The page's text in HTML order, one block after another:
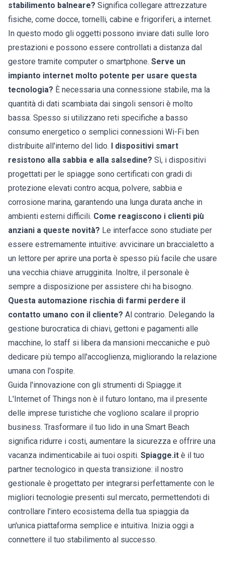
stabilimento balneare? Significa collegare attrezzature
fisiche, come docce, tornelli, cabine e frigoriferi, a internet.
In questo modo gli oggetti possono inviare dati sulle loro
prestazioni e possono essere controllati a distanza dal
gestore tramite computer o smartphone. Serve un
impianto internet molto potente per usare questa
tecnologia? È necessaria una connessione stabile, ma la
quantità di dati scambiata dai singoli sensori è molto
bassa. Spesso si utilizzano reti specifiche a basso
consumo energetico o semplici connessioni Wi-Fi ben
distribuite all'interno del lido.
I dispositivi smart
resistono alla sabbia e alla salsedine? Sì, i dispositivi
progettati per le spiagge sono certificati con gradi di
protezione elevati contro acqua, polvere, sabbia e
corrosione marina, garantendo una lunga durata anche in
ambienti esterni difficili. Come reagiscono i clienti più
anziani a queste novità? Le interfacce sono studiate per
essere estremamente intuitive: avvicinare un braccialetto a
un lettore per aprire una porta è spesso più facile che usare
una vecchia chiave arrugginita. Inoltre, il personale è
sempre a disposizione per assistere chi ha bisogno.
Questa automazione rischia di farmi perdere il
contatto umano con il cliente? Al contrario. Delegando la
gestione burocratica di chiavi, gettoni e pagamenti alle
macchine, lo staff si libera da mansioni meccaniche e può
dedicare più tempo all'accoglienza, migliorando la relazione
umana con l'ospite.
Guida l'innovazione con gli strumenti di Spiagge.it
L'Internet of Things non è il futuro lontano, ma il presente
delle imprese turistiche che vogliono scalare il proprio
business. Trasformare il tuo lido in una Smart Beach
significa ridurre i costi, aumentare la sicurezza e offrire una
vacanza indimenticabile ai tuoi ospiti. Spiagge.it è il tuo
partner tecnologico in questa transizione: il nostro
gestionale è progettato per integrarsi perfettamente con le
migliori tecnologie presenti sul mercato, permettendoti di
controllare l'intero ecosistema della tua spiaggia da
un'unica piattaforma semplice e intuitiva. Inizia oggi a
connettere il tuo stabilimento al successo.